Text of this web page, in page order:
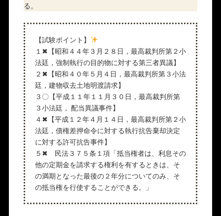
る。
【試験ポイント】
１✖【昭和４４年３月２８日，最高裁判所第２小
法廷，強制執行の目的物に対する第三者異議】
２✖【昭和４０年５月４日，最高裁判所第３小法
廷，建物収去土地明渡請求】
３〇【平成１１年１１月３０日，最高裁判所第
３小法廷， 配当異議事件】
４✖【平成１２年４月１４日，最高裁判所第２小
法廷，債権差押命令に対する執行抗告棄却決定
に対する許可抗告事件】
５✖ 民法３７５条１項「抵当権者は、利息その
他の定期金を請求する権利を有するときは、そ
の満期となった最後の２年分についてのみ、そ
の抵当権を行使することができる。」